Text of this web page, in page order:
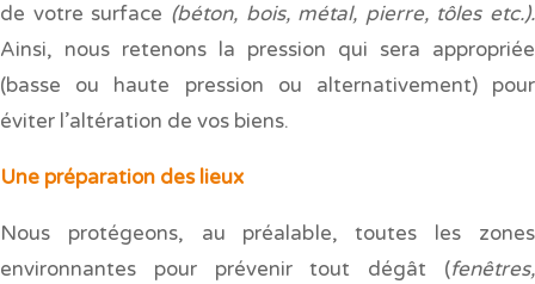
de votre surface (béton, bois, métal, pierre, tôles etc.).
Ainsi, nous retenons la pression qui sera appropriée
(basse ou haute pression ou alternativement) pour
éviter l’altération de vos biens.
Une préparation des lieux
Nous protégeons, au préalable, toutes les zones
environnantes pour prévenir tout dégât (fenêtres,